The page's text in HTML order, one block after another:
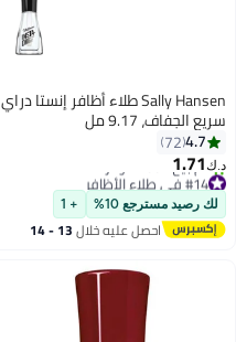
8
Sally Hansen طلاء أظافر إنستا دراي
سريع الجفاف، 9.17 مل
4.7
72
د.ك‏1.71
#14 في طلاء الأظافر
أقل سعر في 7 يوم
تم بيع +100 مؤخرًا
#14 في طلاء الأظافر
لك رصيد مسترجع 10% + 1
احصل عليه خلال 13 - 14